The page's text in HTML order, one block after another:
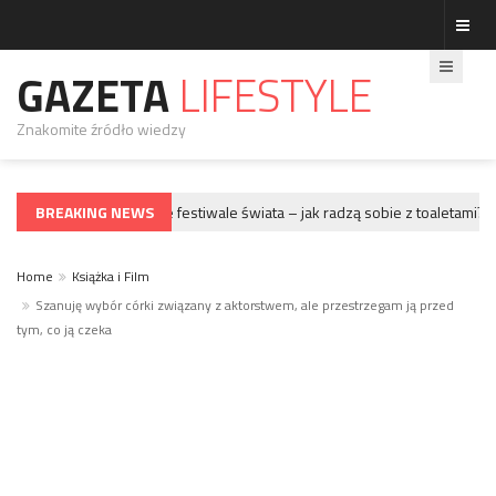
GAZETALIFESTYLE
Znakomite źródło wiedzy
BREAKING NEWS
GWIAZDY Największe festiwale świata – jak radzą sobie z toaletami?
Home
Książka i Film
Szanuję wybór córki związany z aktorstwem, ale przestrzegam ją przed
tym, co ją czeka